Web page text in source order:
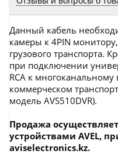
Данный кабель
камеры к 4PIN
грузового транспорта.
при подключении
RCA к многоканальному
коммерческом
модель AVS510DVR).
Продажа
устройствами AVEL,
aviselectronics.kz.